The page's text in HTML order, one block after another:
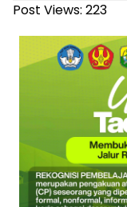
Post Views: 223